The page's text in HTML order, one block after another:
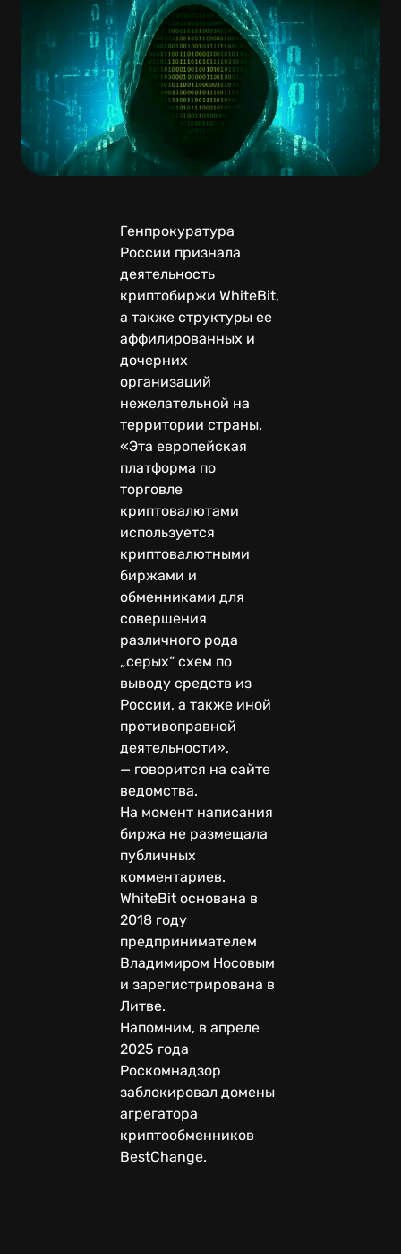
Генпрокуратура
России признала
деятельность
криптобиржи WhiteBit,
а также структуры ее
аффилированных и
дочерних
организаций
нежелательной на
территории страны.
«Эта европейская
платформа по
торговле
криптовалютами
используется
криптовалютными
биржами и
обменниками для
совершения
различного рода
„серых“ схем по
выводу средств из
России, а также иной
противоправной
деятельности»,
— говорится на сайте
ведомства.
На момент написания
биржа не размещала
публичных
комментариев.
WhiteBit основана в
2018 году
предпринимателем
Владимиром Носовым
и зарегистрирована в
Литве.
Напомним, в апреле
2025 года
Роскомнадзор
заблокировал домены
агрегатора
криптообменников
BestChange.